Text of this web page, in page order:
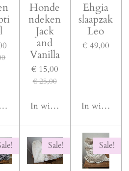
Honde
ndeken
Jack
and
Vanilla
€ 15,00
€ 25,00
In winkelwagen
Ehgia
slaapzak
Leo
€ 49,00
In
Sale! Sale!